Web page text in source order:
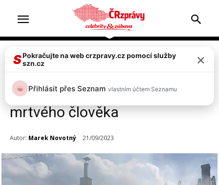
Zprávy
FOTO: Výbuch domu na
Prostějovsku! Uvnitř našli
mrtvého člověka
Autor: Marek Novotný 21/09/2023
SPokračujte na web crzpravy.cz pomocí služby
szn.cz
×
Přihlásit přes Seznam vlastním účtem Seznamu